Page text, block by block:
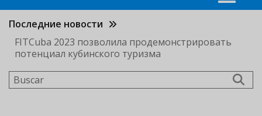
Последние новости
FITCuba 2023 позволила продемонстрировать
потенциал кубинского туризма
Buscar